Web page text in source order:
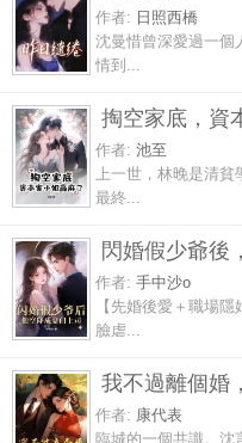
作者: 日照西橋
沈曼惜曾深愛過一個
情到...
掏空家底，資
作者: 池至
上一世，林晚是清
最終...
閃婚假少爺後
作者: 手中沙o
【先婚後愛＋職場
臉虐...
我不過離個婚
作者: 康代表
臨城的一個共識。